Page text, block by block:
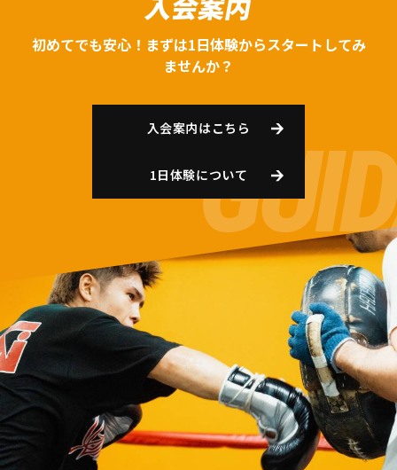
初めてでも安心！まずは1日体験からスタートしてみ
ませんか？
入会案内はこちら
1日体験について